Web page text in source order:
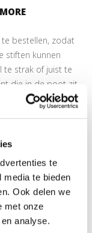
te
te bieden
Ook delen we
met onze
analyse.
bestellen, zodat
stiften kunnen
te strak of juist te
die in de poot zit,
schroefdraad. Let
van de grond
zwenkwiel met stift
met klemring is of
om het gedeelte
goed naar de